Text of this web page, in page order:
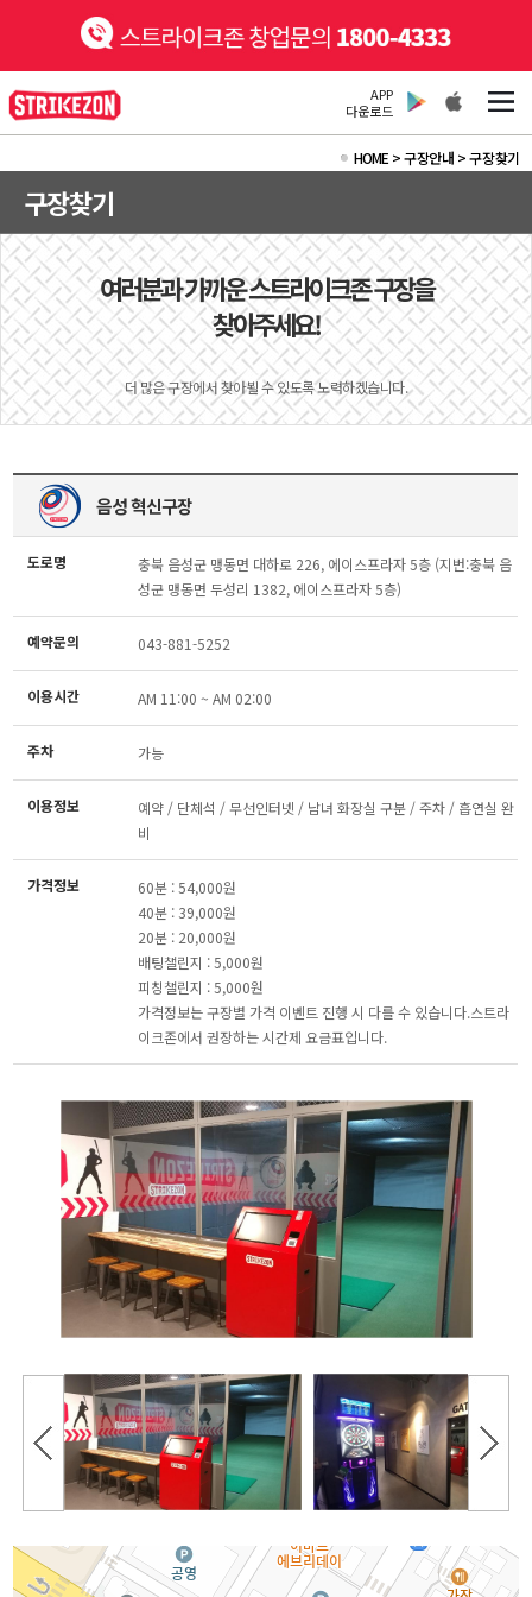
APP
다운로드
구장찾기
HOME >구장안내 >구장찾기
여러분과 가까운 스트라이크존 구장을
찾아주세요!
더 많은 구장에서 찾아뵐 수 있도록 노력하겠습니다.
음성 혁신구장
도로명
충북 음성군 맹동면 대하로 226, 에이스프라자 5층 (지번:충북 음
성군 맹동면 두성리 1382, 에이스프라자 5층)
예약문의 043-881-5252
이용시간 AM 11:00 ~ AM 02:00
주차 가능
이용정보
예약 / 단체석 / 무선인터넷 / 남녀 화장실 구분 / 주차 / 흡연실 완
비
가격정보
60분 : 54,000원
40분 : 39,000원
20분 : 20,000원
배팅챌린지 : 5,000원
피칭챌린지 : 5,000원
가격정보는 구장별 가격 이벤트 진행 시 다를 수 있습니다.스트라
이크존에서 권장하는 시간제 요금표입니다.